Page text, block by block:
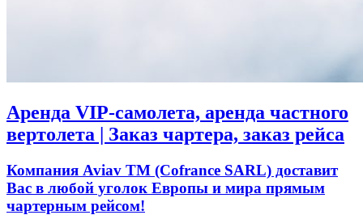
Аренда VIP-самолета, аренда частного
вертолета | Заказ чартера, заказ рейса
Компания Aviav TM (Cofrance SARL) доставит
Вас в любой уголок Европы и мира прямым
чартерным рейсом!